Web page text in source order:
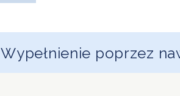
Wypełnienie poprzez